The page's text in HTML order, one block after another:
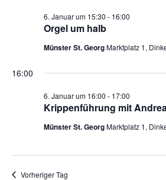
Orgel um halb
6. Januar um 15:30 - 16:00
Münster St. GeorgMarktplatz 1,
16:00
Krippenführung mit
6. Januar um 16:00 - 17:00
Münster St. GeorgMarktplatz 1,
Vorheriger Tag